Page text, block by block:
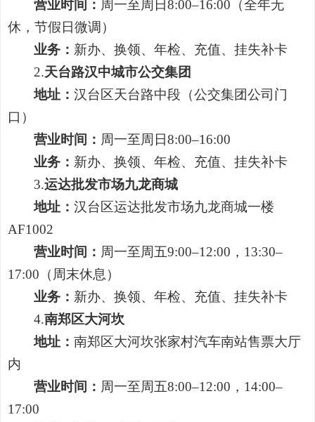
营业时间： 周一至周日8:00–16:00（全年无
休，节假日微调）
业务： 新办、换领、年检、充值、挂失补卡
2.天台路汉中城市公交集团
地址：汉台区天台路中段（公交集团公司门
口）
营业时间： 周一至周日8:00–16:00
业务： 新办、换领、年检、充值、挂失补卡
3.运达批发市场九龙商城
地址：汉台区运达批发市场九龙商城一楼
AF1002
营业时间： 周一至周五9:00–12:00，13:30–
17:00（周末休息）
业务： 新办、换领、年检、充值、挂失补卡
4.南郑区大河坎
地址：南郑区大河坎张家村汽车南站售票大厅
内
营业时间： 周一至周五8:00–12:00，14:00–
17:00